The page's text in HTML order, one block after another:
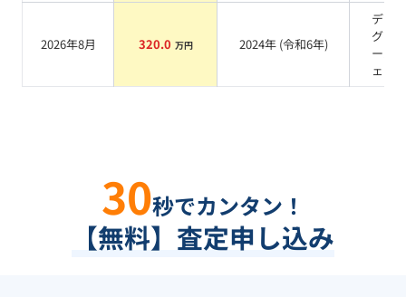
2026年8月 320.0 万円 2024年 (令和6年)
デイ
グレ
ール
ェクト
30秒でカンタン！
【無料】査定申し込み